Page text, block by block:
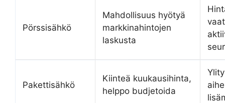
Pörssisähkö
Mahdollisuus hyötyä
markkinahintojen
laskusta
Pakettisähkö
Kiinteä kuukausihinta,
helppo budjetoida